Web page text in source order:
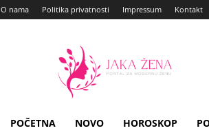
O nama Politika privatnosti Impressum Kontakt
Zena
POČETNA NOVO HOROSKOP